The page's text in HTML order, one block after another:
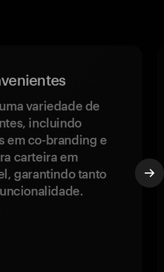
variedade de
incluindo
em co-branding e
carteira em
garantindo tanto